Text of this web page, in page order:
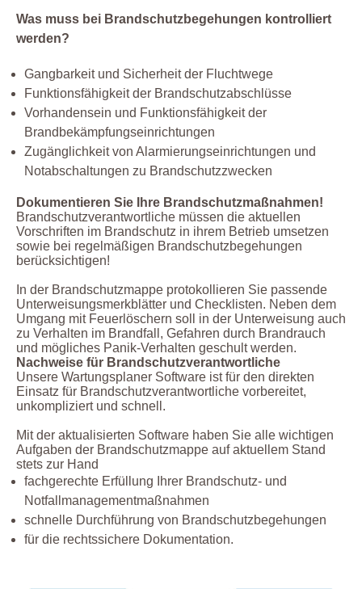
Was muss bei Brandschutzbegehungen kontrolliert
werden?
Gangbarkeit und Sicherheit der Fluchtwege
Funktionsfähigkeit der Brandschutzabschlüsse
Vorhandensein und Funktionsfähigkeit der
Brandbekämpfungseinrichtungen
Zugänglichkeit von Alarmierungseinrichtungen und
Notabschaltungen zu Brandschutzzwecken
Dokumentieren Sie Ihre Brandschutzmaßnahmen!
Brandschutzverantwortliche müssen die aktuellen
Vorschriften im Brandschutz in ihrem Betrieb umsetzen
sowie bei regelmäßigen Brandschutzbegehungen
berücksichtigen!
In der Brandschutzmappe protokollieren Sie passende
Unterweisungsmerkblätter und Checklisten. Neben dem
Umgang mit Feuerlöschern soll in der Unterweisung auch
zu Verhalten im Brandfall, Gefahren durch Brandrauch
und mögliches Panik-Verhalten geschult werden.
Nachweise für Brandschutzverantwortliche
Unsere Wartungsplaner Software ist für den direkten
Einsatz für Brandschutzverantwortliche vorbereitet,
unkompliziert und schnell.
Mit der aktualisierten Software haben Sie alle wichtigen
Aufgaben der Brandschutzmappe auf aktuellem Stand
stets zur Hand
fachgerechte Erfüllung Ihrer Brandschutz- und
Notfallmanagementmaßnahmen
schnelle Durchführung von Brandschutzbegehungen
für die rechtssichere Dokumentation.